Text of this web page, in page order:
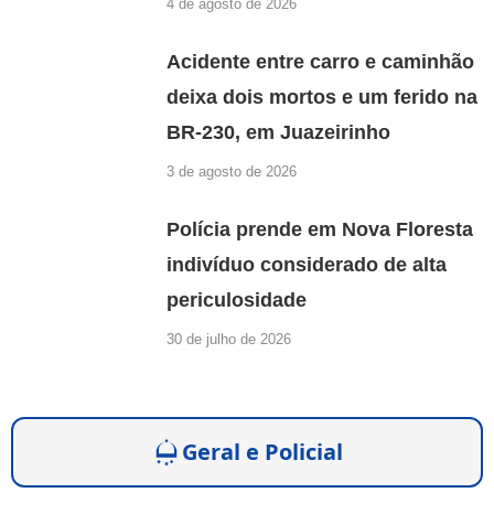
4 de agosto de 2026
Acidente entre carro e caminhão
deixa dois mortos e um ferido na
BR-230, em Juazeirinho
3 de agosto de 2026
Polícia prende em Nova Floresta
indivíduo considerado de alta
periculosidade
30 de julho de 2026
Geral e Policial